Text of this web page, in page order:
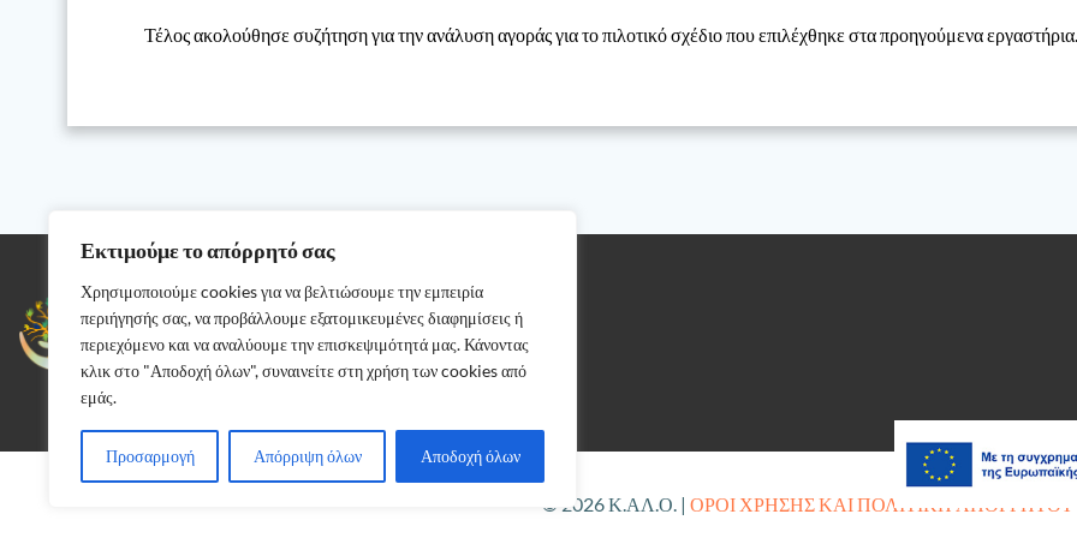
Εκτιμούμε το απόρρητό σας
Χρησιμοποιούμε cookies για να βελτιώσουμε την εμπειρία
περιήγησής σας, να προβάλλουμε εξατομικευμένες διαφημίσεις ή
περιεχόμενο και να αναλύουμε την επισκεψιμότητά μας. Κάνοντας
κλικ στο "Αποδοχή όλων", συναινείτε στη χρήση των cookies από
εμάς.
Προσαρμογή Απόρριψη όλων Αποδοχή όλων
Τέλος ακολούθησε συζήτηση για την ανάλυση αγοράς για το πιλοτικό σχέδιο που επιλέχθηκε στα προηγούμενα εργαστήρια.
Αρκαδίας 37, Περιστέρι 12132
Τηλέφωνο: 210 57 45 826
E-mail: info@ekalowestathens.gr
© 2026 Κ.ΑΛ.Ο. | ΟΡΟΙ ΧΡΗΣΗΣ ΚΑΙ ΠΟΛΙΤΙΚΗ ΑΠΟΡΡΗΤΟΥ